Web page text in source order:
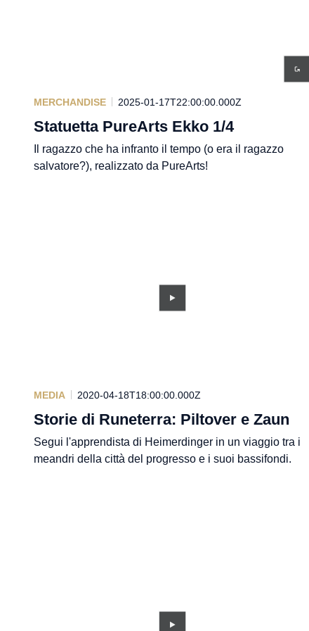
MERCHANDISE 2025-01-17T22:00:00.000Z
Statuetta PureArts Ekko 1/4
Il ragazzo che ha infranto il tempo (o era il ragazzo
salvatore?), realizzato da PureArts!
MEDIA 2020-04-18T18:00:00.000Z
Storie di Runeterra: Piltover e Zaun
Segui l'apprendista di Heimerdinger in un viaggio tra i
meandri della città del progresso e i suoi bassifondi.